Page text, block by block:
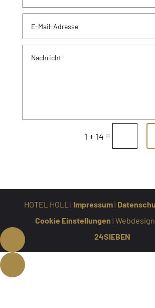
1 + 14 =
HOTEL HOLL | Impressum|
Cookie Einstellungen |
24SIEBEN